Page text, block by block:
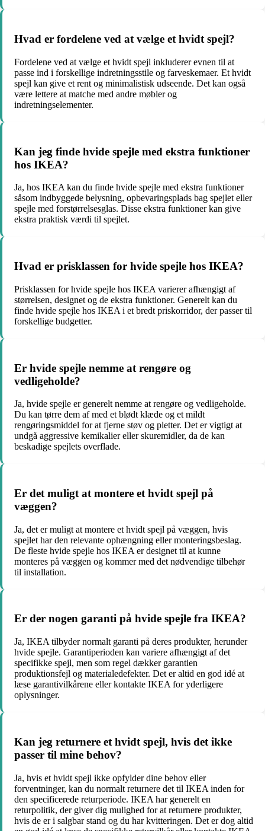
Hvad er fordelene ved at vælge et hvidt spejl?
Fordelene ved at vælge et hvidt spejl inkluderer evnen til at
passe ind i forskellige indretningsstile og farveskemaer. Et hvidt
spejl kan give et rent og minimalistisk udseende. Det kan også
være lettere at matche med andre møbler og
indretningselementer.
Kan jeg finde hvide spejle med ekstra funktioner
hos IKEA?
Ja, hos IKEA kan du finde hvide spejle med ekstra funktioner
såsom indbyggede belysning, opbevaringsplads bag spejlet eller
spejle med forstørrelsesglas. Disse ekstra funktioner kan give
ekstra praktisk værdi til spejlet.
Hvad er prisklassen for hvide spejle hos IKEA?
Prisklassen for hvide spejle hos IKEA varierer afhængigt af
størrelsen, designet og de ekstra funktioner. Generelt kan du
finde hvide spejle hos IKEA i et bredt priskorridor, der passer til
forskellige budgetter.
Er hvide spejle nemme at rengøre og
vedligeholde?
Ja, hvide spejle er generelt nemme at rengøre og vedligeholde.
Du kan tørre dem af med et blødt klæde og et mildt
rengøringsmiddel for at fjerne støv og pletter. Det er vigtigt at
undgå aggressive kemikalier eller skuremidler, da de kan
beskadige spejlets overflade.
Er det muligt at montere et hvidt spejl på
væggen?
Ja, det er muligt at montere et hvidt spejl på væggen, hvis
spejlet har den relevante ophængning eller monteringsbeslag.
De fleste hvide spejle hos IKEA er designet til at kunne
monteres på væggen og kommer med det nødvendige tilbehør
til installation.
Er der nogen garanti på hvide spejle fra IKEA?
Ja, IKEA tilbyder normalt garanti på deres produkter, herunder
hvide spejle. Garantiperioden kan variere afhængigt af det
specifikke spejl, men som regel dækker garantien
produktionsfejl og materialedefekter. Det er altid en god idé at
læse garantivilkårene eller kontakte IKEA for yderligere
oplysninger.
Kan jeg returnere et hvidt spejl, hvis det ikke
passer til mine behov?
Ja, hvis et hvidt spejl ikke opfylder dine behov eller
forventninger, kan du normalt returnere det til IKEA inden for
den specificerede returperiode. IKEA har generelt en
returpolitik, der giver dig mulighed for at returnere produkter,
hvis de er i salgbar stand og du har kvitteringen. Det er dog altid